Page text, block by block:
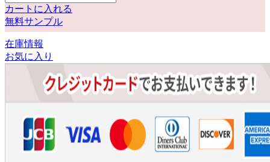
カートに入れる
無料サンプル
在庫情報
お気に入り